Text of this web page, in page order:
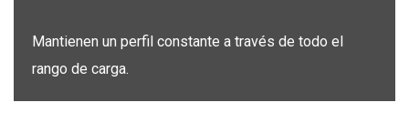
Mantienen un perfil constante a través de todo el
rango de carga.